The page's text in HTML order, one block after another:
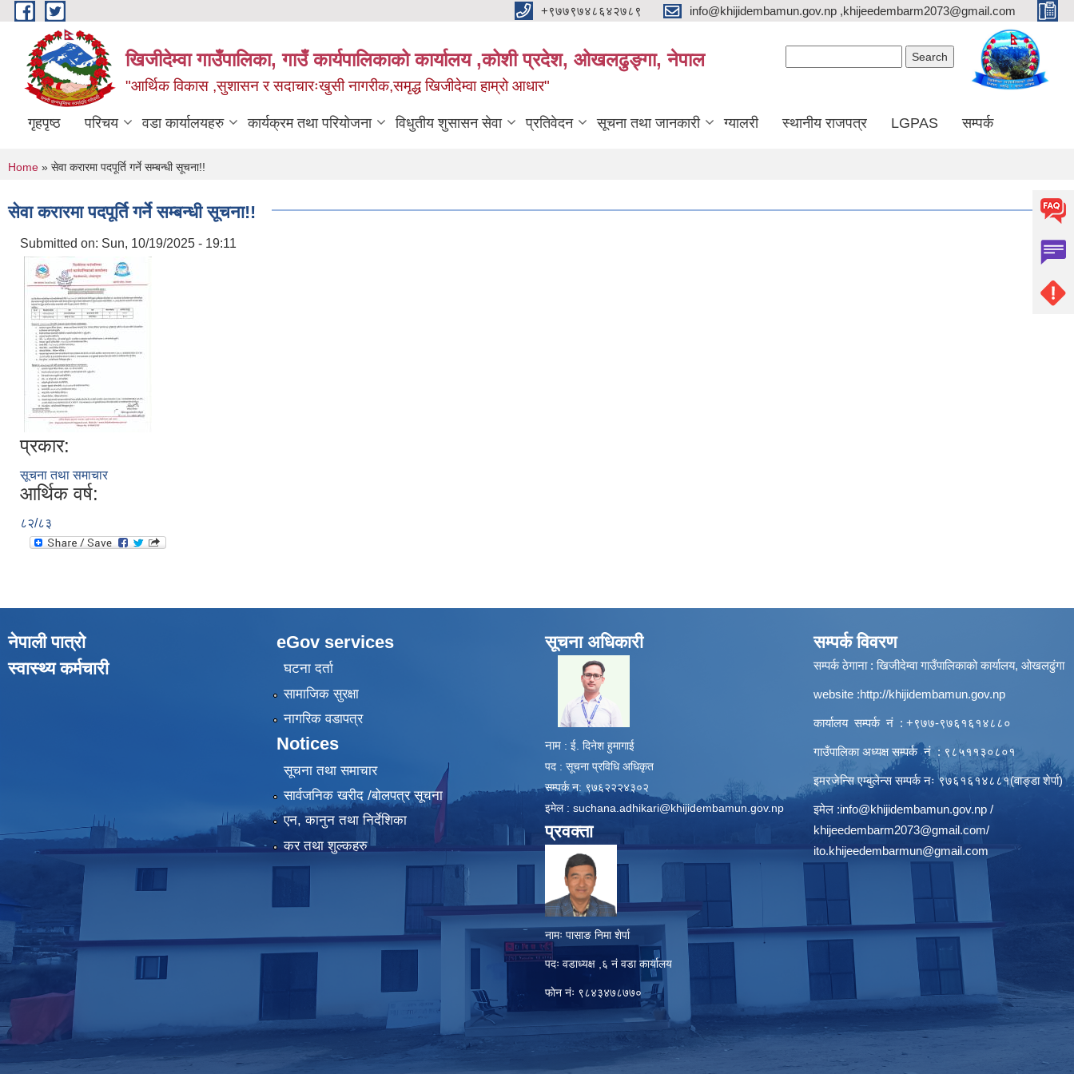
Skip to main content +९७७९७४८६४२७८९ info@khijidembamun.gov.np ,khijeedembarm2073@gmail.com
खिजीदेम्वा गाउँपालिका, गाउँ कार्यपालिकाको कार्यालय ,कोशी प्रदेश, ओखलढुङ्गा, नेपाल
"आर्थिक विकास ,सुशासन र सदाचारःखुसी नागरीक,समृद्ध खिजीदेम्वा हाम्रो आधार"
गृहपृष्ठ परिचय वडा कार्यालयहरु कार्यक्रम तथा परियोजना विधुतीय शुसासन सेवा प्रतिवेदन सूचना तथा जानकारी ग्यालरी स्थानीय राजपत्र LGPAS सम्पर्क
You are here
Home » सेवा करारमा पदपूर्ति गर्ने सम्बन्धी सूचना!!
सेवा करारमा पदपूर्ति गर्ने सम्बन्धी सूचना!!
Submitted on: Sun, 10/19/2025 - 19:11
प्रकार:
सूचना तथा समाचार
आर्थिक वर्ष:
८२/८३
नेपाली पात्रो
स्वास्थ्य कर्मचारी
eGov services
घटना दर्ता
सामाजिक सुरक्षा
नागरिक वडापत्र
Notices
सूचना तथा समाचार
सार्वजनिक खरीद /बोलपत्र सूचना
एन, कानुन तथा निर्देशिका
कर तथा शुल्कहरु
सूचना अधिकारी
नाम : ई. दिनेश हुमागाई
पद : सूचना प्रविधि अधिकृत
सम्पर्क न: ९७६२२२४३०२
इमेल : suchana.adhikari@khijidembamun.gov.np
प्रवक्ता
नामः पासाङ निमा शेर्पा
पदः वडाध्यक्ष ,६ नं वडा कार्यालय
फाेन नंः ९८४३४७८७७०
सम्पर्क विवरण
सम्पर्क ठेगाना : खिजीदेम्वा गाउँपालिकाको कार्यालय, ओखलढुंगा
website :http://khijidembamun.gov.np
कार्यालय सम्पर्क नं : +९७७-९७६१६१४८८०
गाउँपालिका अध्यक्ष सम्पर्क नं : ९८५११३०८०१
इमरजेन्सि एम्बुलेन्स सम्पर्क न‌ः ९७६१६१४८८१(वाङ्डा शेर्पा)
इमेल :info@khijidembamun.gov.np /
khijeedembarm2073@gmail.com/
ito.khijeedembarmun@gmail.com